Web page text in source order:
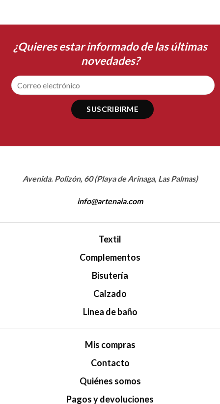
¿Quieres estar informado de las últimas
novedades?
Avenida. Polizón, 60 (Playa de Arinaga, Las Palmas)
info@artenaia.com
Textil
Complementos
Bisutería
Calzado
Linea de baño
Mis compras
Contacto
Quiénes somos
Pagos y devoluciones